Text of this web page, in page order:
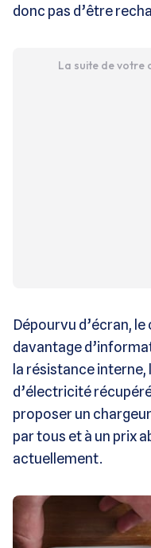
donc pas d’être
La suite de votre
Dépourvu d’écran,
davantage
la résistance
d’électricité
proposer un
par tous et à un prix
actuellement.